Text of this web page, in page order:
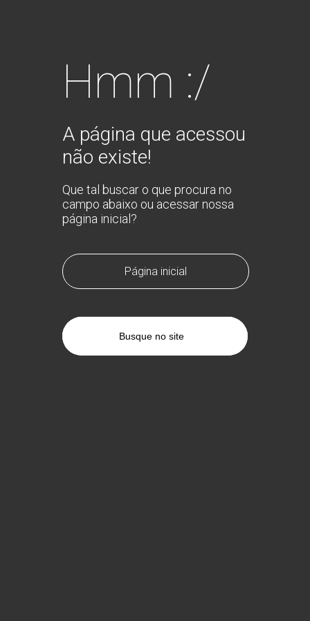
Hmm :/
A página que acessou
não existe!
Que tal buscar o que procura no
campo abaixo ou acessar nossa
página inicial?
Página inicial